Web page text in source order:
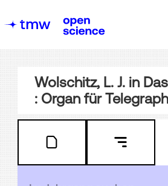
Wolschitz, L. J. in
: Organ für